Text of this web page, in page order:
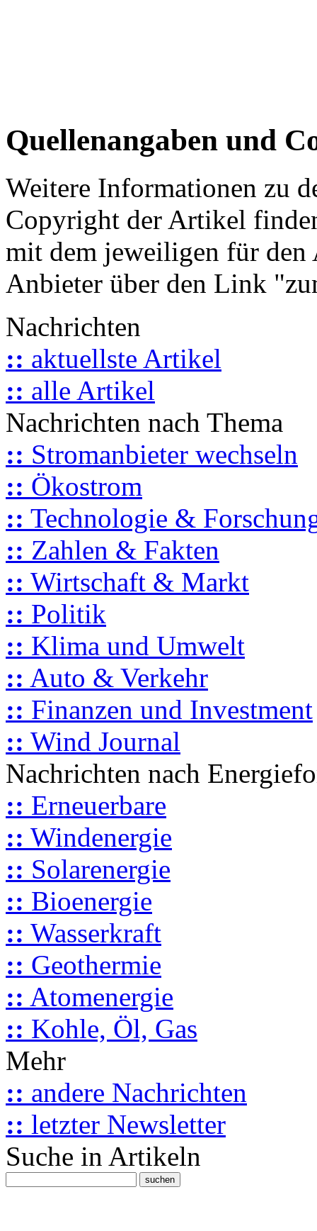
Quellenangaben und
Weitere Informationen zu
Copyright der Artikel
mit dem jeweiligen für
Anbieter über den Link
Nachrichten
:: aktuellste Artikel
:: alle Artikel
Nachrichten nach Thema
:: Stromanbieter wechseln
:: Ökostrom
:: Technologie &
:: Zahlen & Fakten
:: Wirtschaft & Markt
:: Politik
:: Klima und Umwelt
:: Auto & Verkehr
:: Finanzen und Investment
:: Wind Journal
Nachrichten nach
:: Erneuerbare
:: Windenergie
:: Solarenergie
:: Bioenergie
:: Wasserkraft
:: Geothermie
:: Atomenergie
:: Kohle, Öl, Gas
Mehr
:: andere Nachrichten
:: letzter Newsletter
Suche in Artikeln